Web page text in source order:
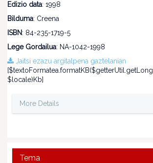
Edizio data: 1998
Bilduma: Creena
ISBN: 84-235-1719-5
Lege Gordailua: NA-1042-1998
Jaitsi ezazu argitalpena gaztelanian
$locale)Kb]
More Details
Tema